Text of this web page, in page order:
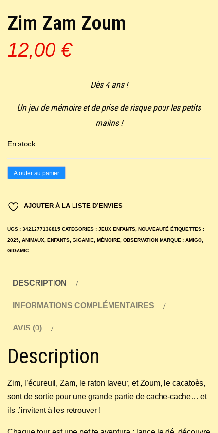
Zim Zam Zoum
12,00 €
Dès 4 ans !
Un jeu de mémoire et de prise de risque pour les petits
malins !
En stock
quantité
de
Zam
Zoum
Ajouter au panier
AJOUTER À LA LISTE D’ENVIES
UGS : 3421277136815 CATÉGORIES : JEUX ENFANTS NOUVEAUTÉ ÉTIQUETTES :
2025 ANIMAUX ENFANTS GIGAMIC MÉMOIRE OBSERVATION MARQUE : AMIGO
GIGAMIC
DESCRIPTION
INFORMATIONS COMPLÉMENTAIRES
AVIS (0)
Description
Zim, l’écureuil, Zam, le raton laveur, et Zoum, le cacatoès,
sont de sortie pour une grande partie de cache-cache… et
ils t’invitent à les retrouver !